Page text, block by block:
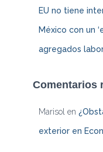
EU no tiene
México con un
agregados
Comentarios
Marisol en
exterior en